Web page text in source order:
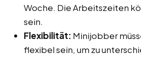
Woche. Die Arbeitszeiten
sein.
Flexibilität: Minijobber
flexibel sein, um zu